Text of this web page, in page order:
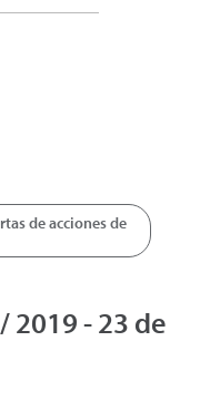
de acciones de
2019 - 23 de